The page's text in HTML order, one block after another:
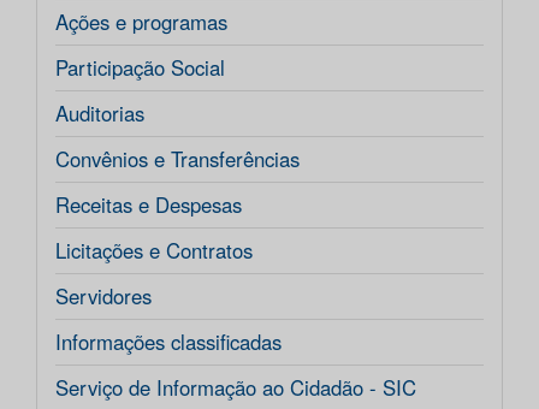
Ações e programas
Participação Social
Auditorias
Convênios e Transferências
Receitas e Despesas
Licitações e Contratos
Servidores
Informações classificadas
Serviço de Informação ao Cidadão - SIC